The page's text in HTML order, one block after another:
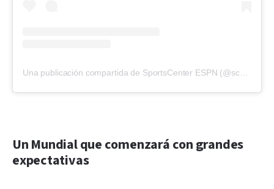
Una publicación compartida de SportsCenter ESPN (@scespn)
Un Mundial que comenzará con grandes
expectativas